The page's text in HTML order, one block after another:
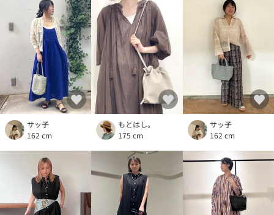
サッ子
162 cm
もとはし。
175 cm
サッ子
162 cm